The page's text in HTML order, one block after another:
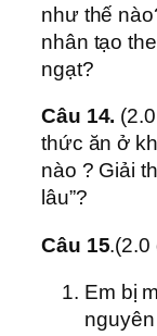
như thế
nhân tạo
ngạt?
Câu 14.
thức ăn ở
nào ? Giải
lâu”?
Câu 15.(2.0
Em bị